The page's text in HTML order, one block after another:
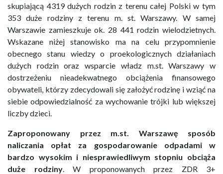
skupiającą 4319 dużych rodzin z terenu całej Polski w tym
353 duże rodziny z terenu m. st. Warszawy. W samej
Warszawie zamieszkuje ok. 28 441 rodzin wielodzietnych.
Wskazane niżej stanowisko ma na celu przypomnienie
obecnego stanu wiedzy o proekologicznych działaniach
dużych rodzin oraz wsparcie władz m.st. Warszawy w
dostrzeżeniu nieadekwatnego obciążenia finansowego
obywateli, którzy zdecydowali się założyć rodzinę i wziąć na
siebie odpowiedzialność za wychowanie trójki lub większej
liczby dzieci.
Zaproponowany przez m.st. Warszawę sposób
naliczania opłat za gospodarowanie odpadami w
bardzo wysokim i niesprawiedliwym stopniu obciąża
duże rodziny. W proponowanych przez ZDR 3+